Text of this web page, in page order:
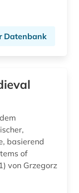
Datenbank
basierend
of
von Grzegorz